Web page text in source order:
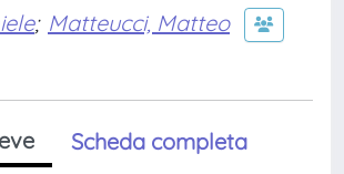
; Matteucci, Matteo
Scheda completa